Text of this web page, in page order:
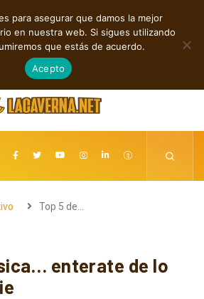
TENDENCIAS
estrenos independientes por descubrir
agosto 7, 2026
Top 5 de…
enterate de lo
para asegurar que damos la mejor
en nuestra web. Si sigues utilizando
que estás de acuerdo.
Acepto